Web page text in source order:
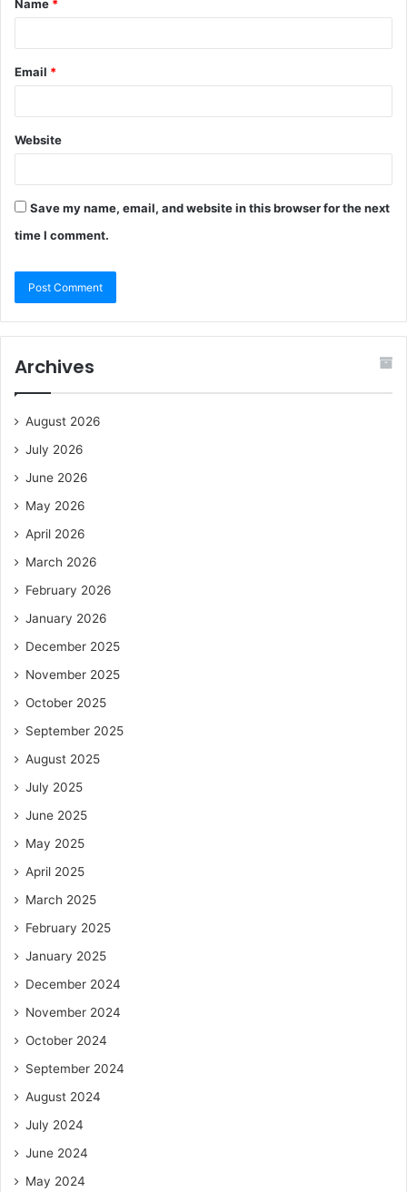
Name *
Email *
Website
Save my name, email, and website in this browser for the next
time I comment.
Archives
August 2026
July 2026
June 2026
May 2026
April 2026
March 2026
February 2026
January 2026
December 2025
November 2025
October 2025
September 2025
August 2025
July 2025
June 2025
May 2025
April 2025
March 2025
February 2025
January 2025
December 2024
November 2024
October 2024
September 2024
August 2024
July 2024
June 2024
May 2024